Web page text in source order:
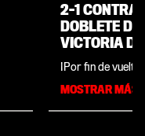
2-1 CONTRA
DOBLETE
VICTORIA
LA
TEMPORADA
¡Por fin de
primera vez tras
Werkself volvió a
MOSTRAR MÁS